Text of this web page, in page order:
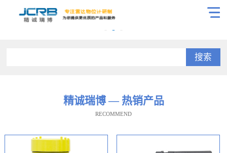
搜索
精诚瑞博 — 热销产品
RECOMMEND